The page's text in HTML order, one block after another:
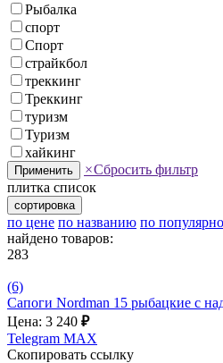
Рыбалка
спорт
Спорт
страйкбол
треккинг
Треккинг
туризм
Туризм
хайкинг
Применить ×Сбросить фильтр
плитка список
сортировка
по цене по названию по
найдено товаров:
283
(6)
Сапоги Nordman 15 рыбацкие с
Цена: 3 240 ₽
Telegram MAX
Скопировать ссылку